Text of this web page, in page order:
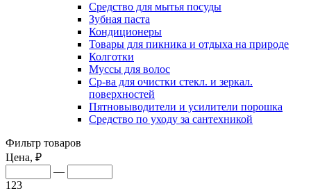
Средство для мытья посуды
Зубная паста
Кондиционеры
Товары для пикника и отдыха на природе
Колготки
Муссы для волос
Ср-ва для очистки стекл. и зеркал.
поверхностей
Пятновыводители и усилители порошка
Средство по уходу за сантехникой
Фильтр товаров
Цена, ₽
—
123